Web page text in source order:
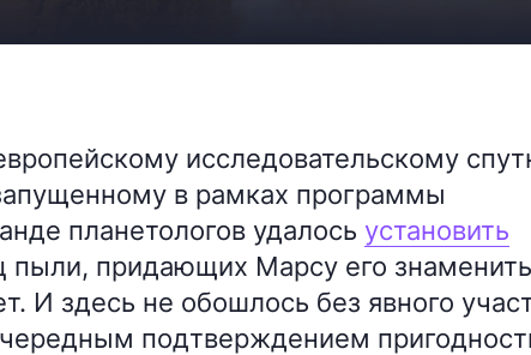
исследовательскому
в рамках программы
планетологов удалось установить
пыли, придающих Марсу его
И здесь не обошлось без явного
подтверждением